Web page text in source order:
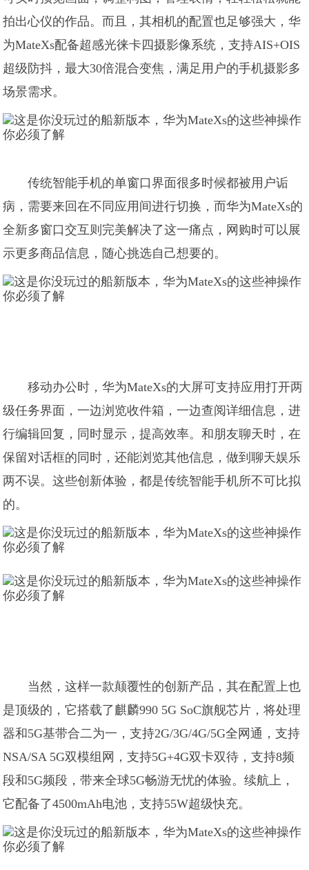
拍出心仪的作品。而且，其相机的配置也足够强大，华
为MateXs配备超感光徕卡四摄影像系统，支持AIS+OIS
超级防抖，最大30倍混合变焦，满足用户的手机摄影多
场景需求。
传统智能手机的单窗口界面很多时候都被用户诟
病，需要来回在不同应用间进行切换，而华为MateXs的
全新多窗口交互则完美解决了这一痛点，网购时可以展
示更多商品信息，随心挑选自己想要的。
移动办公时，华为MateXs的大屏可支持应用打开两
级任务界面，一边浏览收件箱，一边查阅详细信息，进
行编辑回复，同时显示，提高效率。和朋友聊天时，在
保留对话框的同时，还能浏览其他信息，做到聊天娱乐
两不误。这些创新体验，都是传统智能手机所不可比拟
的。
当然，这样一款颠覆性的创新产品，其在配置上也
是顶级的，它搭载了麒麟990 5G SoC旗舰芯片，将处理
器和5G基带合二为一，支持2G/3G/4G/5G全网通，支持
NSA/SA 5G双模组网，支持5G+4G双卡双待，支持8频
段和5G频段，带来全球5G畅游无忧的体验。续航上，
它配备了4500mAh电池，支持55W超级快充。